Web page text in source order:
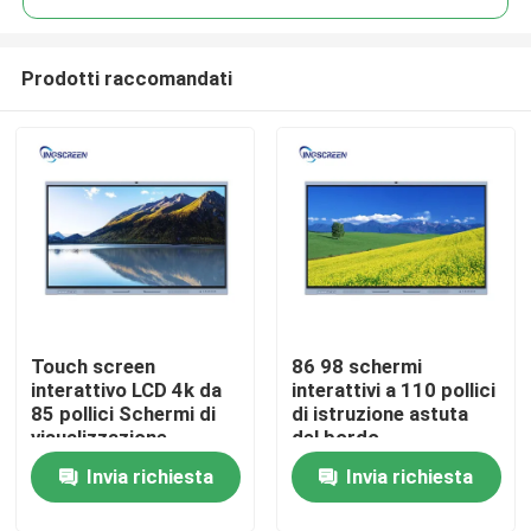
Casa
Prodotti
Prodotti raccomandati
Touch screen
interattivo LCD 4k da
85 pollici Schermi di
visualizzazione
digitale per esterni a
doppio sistema
Invia richiesta
86 98 schermi
interattivi a 110 pollici
di istruzione astuta
del bordo
dell'auditorium per gli
eventi Invia richiesta